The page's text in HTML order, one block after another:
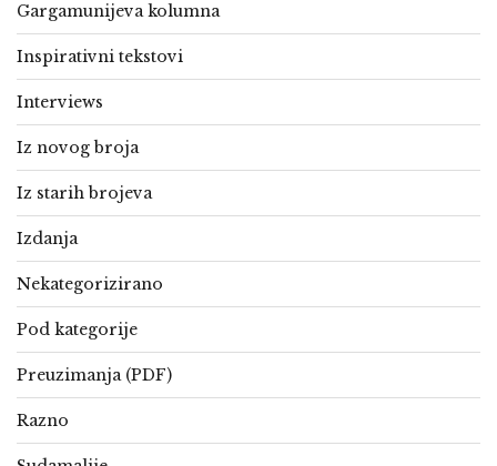
Gargamunijeva kolumna
Inspirativni tekstovi
Interviews
Iz novog broja
Iz starih brojeva
Izdanja
Nekategorizirano
Pod kategorije
Preuzimanja (PDF)
Razno